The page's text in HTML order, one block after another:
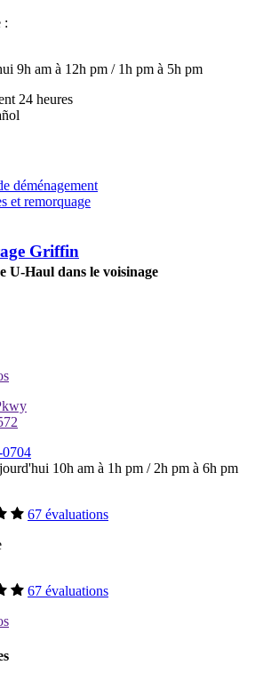
:
9h am à 12h pm / 1h pm à 5h pm
24 heures
déménagement
et remorquage
Griffin
U-Haul dans le voisinage
10h am à 1h pm / 2h pm à 6h pm
67 évaluations
67 évaluations